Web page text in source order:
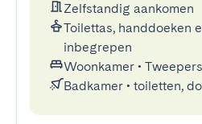
Zelfstandig aankomen
Toilettas, handdoeken
inbegrepen
Woonkamer •
Badkamer • toiletten,